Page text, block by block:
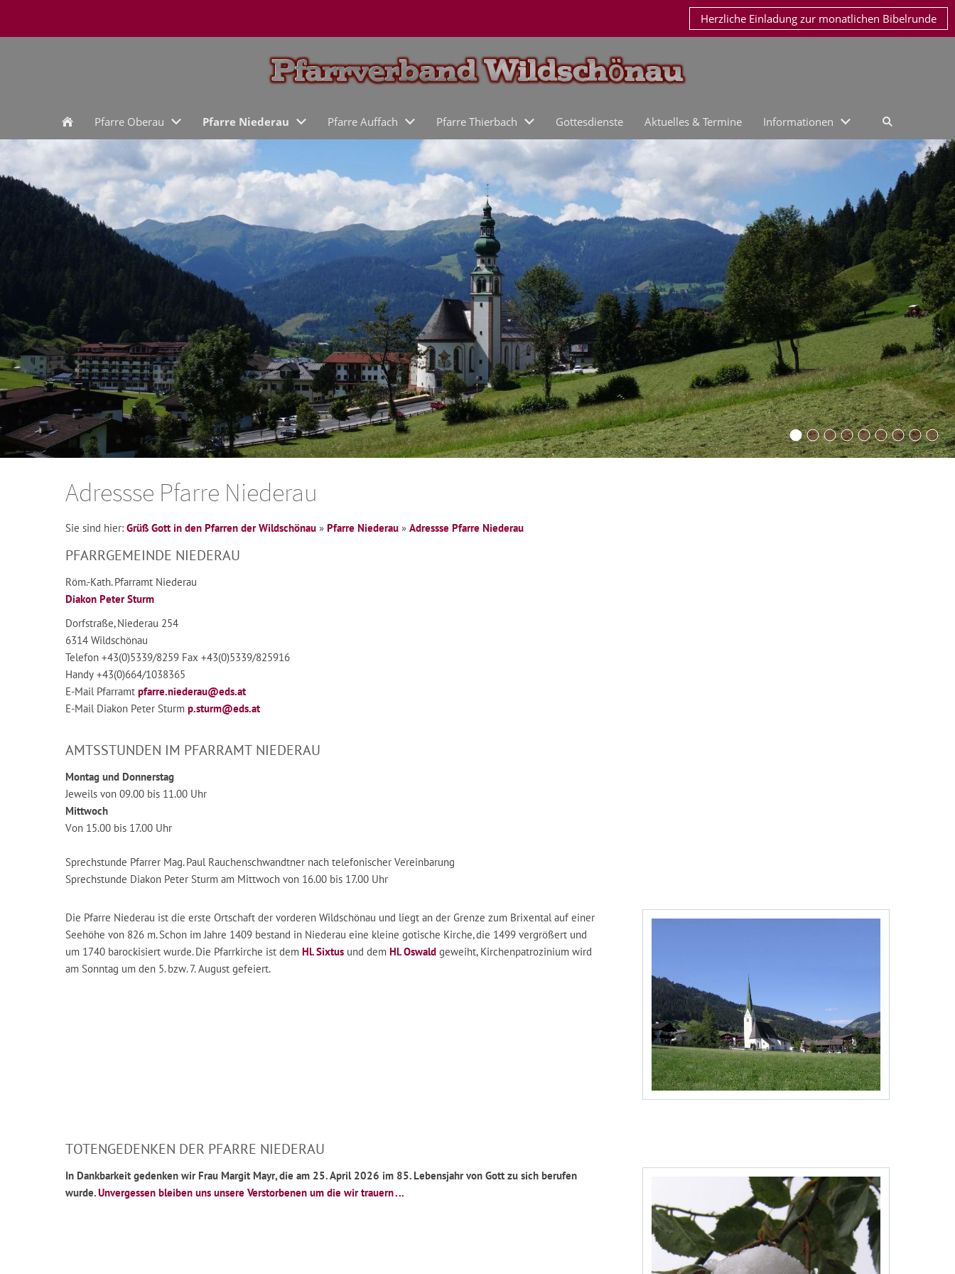
Herzliche Einladung zur monatlichen Bibelrunde
Pfarre Oberau Pfarre Niederau Pfarre Auffach Pfarre Thierbach Gottesdienste Aktuelles & Termine Informationen
Adressse Pfarre Niederau
Sie sind hier: Grüß Gott in den Pfarren der Wildschönau » Pfarre Niederau » Adressse Pfarre Niederau
PFARRGEMEINDE NIEDERAU
Röm.-Kath. Pfarramt Niederau
Diakon Peter Sturm
Dorfstraße, Niederau 254
6314 Wildschönau
Telefon +43(0)5339/8259 Fax +43(0)5339/825916
Handy +43(0)664/1038365
E-Mail Pfarramt pfarre.niederau@eds.at
E-Mail Diakon Peter Sturm p.sturm@eds.at
AMTSSTUNDEN IM PFARRAMT NIEDERAU
Montag und Donnerstag
Jeweils von 09.00 bis 11.00 Uhr
Mittwoch
Von 15.00 bis 17.00 Uhr
Sprechstunde Pfarrer Mag. Paul Rauchenschwandtner nach telefonischer Vereinbarung
Sprechstunde Diakon Peter Sturm am Mittwoch von 16.00 bis 17.00 Uhr
Die Pfarre Niederau ist die erste Ortschaft der vorderen Wildschönau und liegt an der Grenze zum Brixental auf einer
Seehöhe von 826 m. Schon im Jahre 1409 bestand in Niederau eine kleine gotische Kirche, die 1499 vergrößert und
um 1740 barockisiert wurde. Die Pfarrkirche ist dem Hl. Sixtus und dem Hl. Oswald geweiht, Kirchenpatrozinium wird
am Sonntag um den 5. bzw. 7. August gefeiert.
TOTENGEDENKEN DER PFARRE NIEDERAU
In Dankbarkeit gedenken wir Frau Margit Mayr, die am 25. April 2026 im 85. Lebensjahr von Gott zu sich berufen
wurde.Unvergessen bleiben uns unsere Verstorbenen um die wir trauern ...